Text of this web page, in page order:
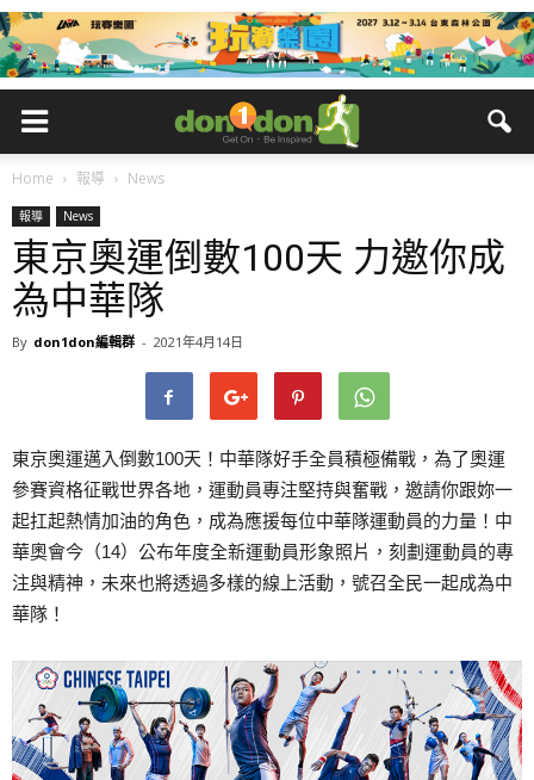
Home 報導 News
報導 News
東京奧運倒數100天 力邀你成
為中華隊
By don1don編輯群 - 2021年4月14日
東京奧運邁入倒數100天！中華隊好手全員積極備戰，為了奧運
參賽資格征戰世界各地，運動員專注堅持與奮戰，邀請你跟妳一
起扛起熱情加油的角色，成為應援每位中華隊運動員的力量！中
華奧會今（14）公布年度全新運動員形象照片，刻劃運動員的專
注與精神，未來也將透過多樣的線上活動，號召全民一起成為中
華隊！